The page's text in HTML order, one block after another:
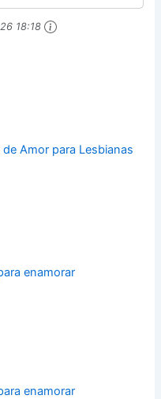
18:18
de Amor para Lesbianas
enamorar
enamorar